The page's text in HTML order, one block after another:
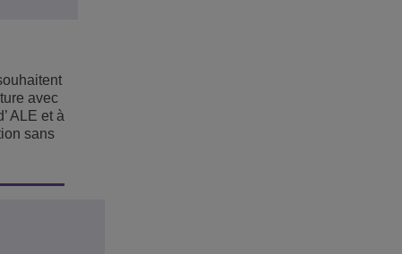
avec
ALE et à
sans